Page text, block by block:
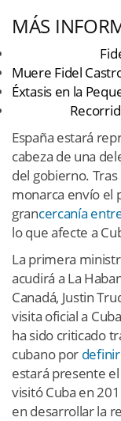
MÁS
Muere Fidel
Éxtasis en la
España estará
cabeza de una
del gobierno.
monarca envío el
grancercanía
lo que afecte a
La primera
acudirá a La
Canadá, Justin
visita oficial a
ha sido criticado
cubano por
estará presente
visitó Cuba en
en desarrollar la